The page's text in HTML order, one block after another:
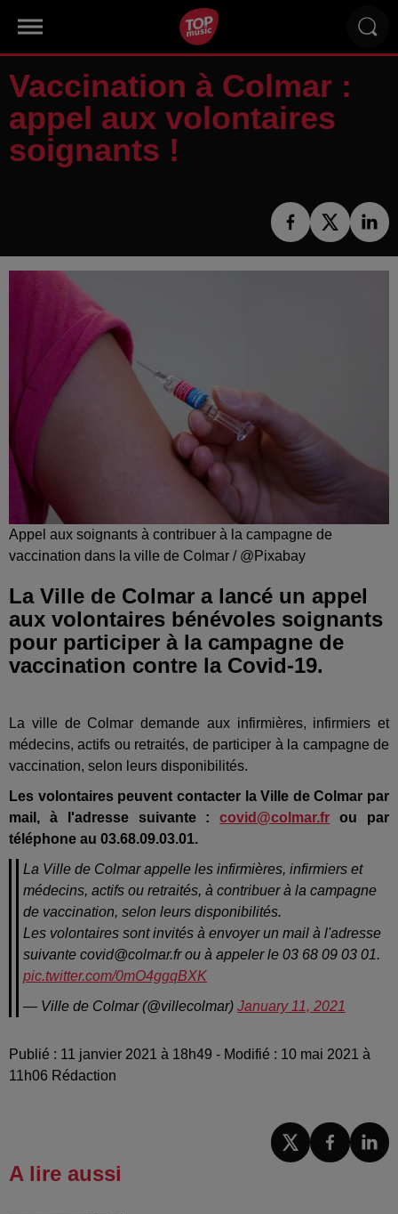
Vaccination à Colmar :
appel aux volontaires
soignants !
Appel aux soignants à contribuer à la campagne de
vaccination dans la ville de Colmar / @Pixabay
La Ville de Colmar a lancé un appel
aux volontaires bénévoles soignants
pour participer à la campagne de
vaccination contre la Covid-19.
La ville de Colmar demande aux infirmières, infirmiers et
médecins, actifs ou retraités, de participer à la campagne de
vaccination, selon leurs disponibilités.
Les volontaires peuvent contacter la Ville de Colmar par
mail, à l'adresse suivante :covid@colmar.fr ou par
téléphone au 03.68.09.03.01.
La Ville de Colmar appelle les infirmières, infirmiers et
médecins, actifs ou retraités, à contribuer à la campagne
de vaccination, selon leurs disponibilités.
Les volontaires sont invités à envoyer un mail à l'adresse
suivante covid@colmar.fr ou à appeler le 03 68 09 03 01.
pic.twitter.com/0mO4ggqBXK
— Ville de Colmar (@villecolmar) January 11, 2021
Publié : 11 janvier 2021 à 18h49 - Modifié : 10 mai 2021 à
11h06 Rédaction
A lire aussi